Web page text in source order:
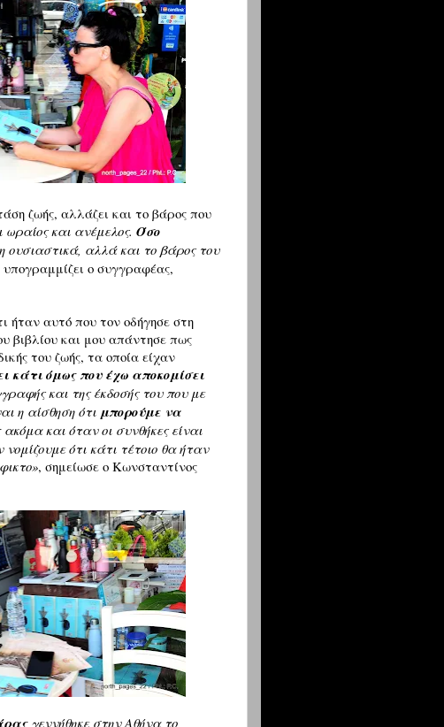
ζωής, αλλάζει και το βάρος που
ωραίος και ανέμελος. Όσο
ουσιαστικά, αλλά και το βάρος του
υπογραμμίζει ο συγγραφέας,
αυτό που τον οδήγησε στη
βιβλίου και μου απάντησε πως
του ζωής, τα οποία είχαν
κάτι όμως που έχω αποκομίσει
και της έκδοσής του που με
η αίσθηση ότι μπορούμε να
ακόμα και όταν οι συνθήκες είναι
ότι κάτι τέτοιο θα ήταν
, σημείωσε ο Κωνσταντίνος
γεννήθηκε στην Αθήνα το